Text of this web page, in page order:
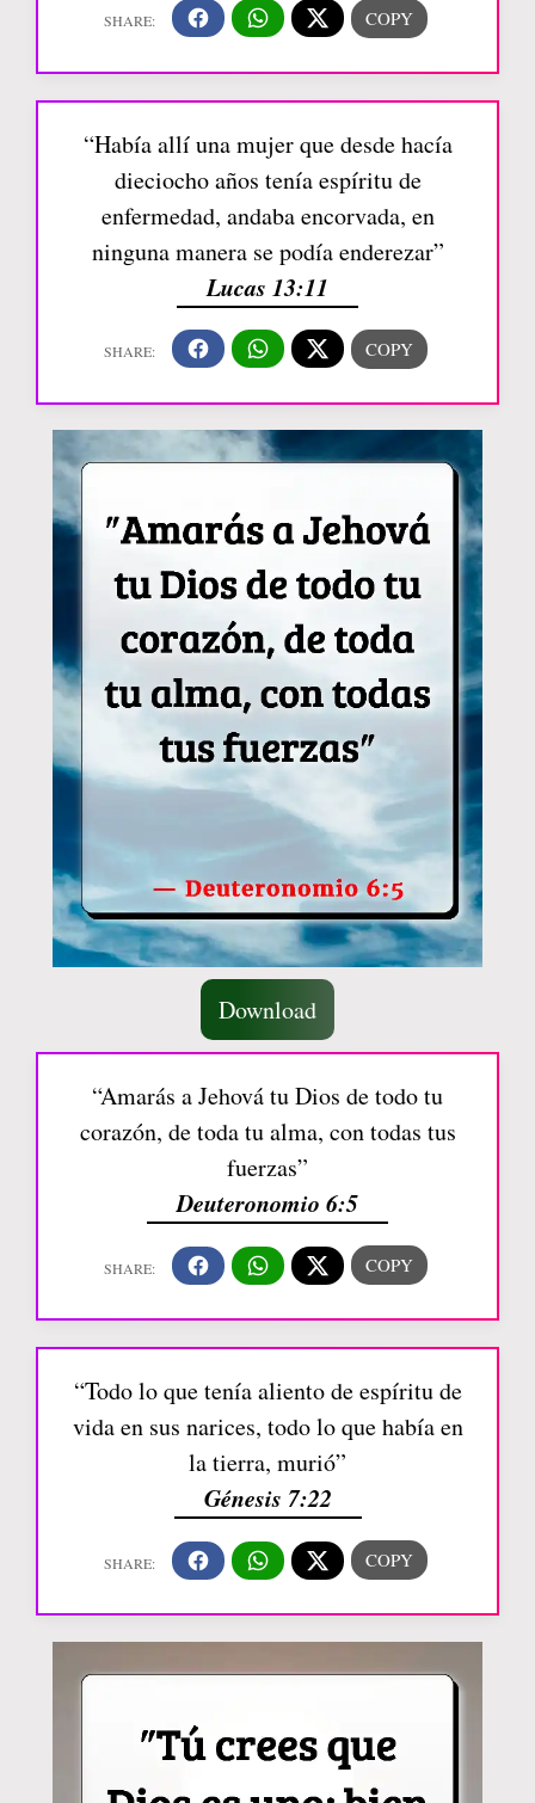
“Había allí una mujer que desde hacía
dieciocho años tenía espíritu de
enfermedad, andaba encorvada, en
ninguna manera se podía enderezar”
Lucas 13:11
Download
“Amarás a Jehová tu Dios de todo tu
corazón, de toda tu alma, con todas tus
fuerzas”
Deuteronomio 6:5
“Todo lo que tenía aliento de espíritu de
vida en sus narices, todo lo que había en
la tierra, murió”
Génesis 7:22